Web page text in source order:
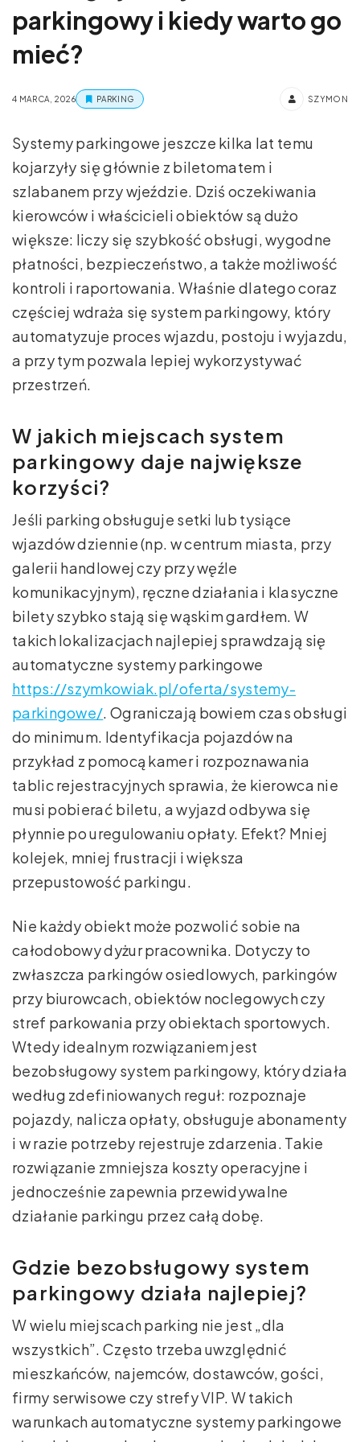
parkingowy i kiedy warto go
mieć?
4 MARCA, 2026 PARKING SZYMON
Systemy parkingowe jeszcze kilka lat temu
kojarzyły się głównie z biletomatem i
szlabanem przy wjeździe. Dziś oczekiwania
kierowców i właścicieli obiektów są dużo
większe: liczy się szybkość obsługi, wygodne
płatności, bezpieczeństwo, a także możliwość
kontroli i raportowania. Właśnie dlatego coraz
częściej wdraża się system parkingowy, który
automatyzuje proces wjazdu, postoju i wyjazdu,
a przy tym pozwala lepiej wykorzystywać
przestrzeń.
W jakich miejscach system
parkingowy daje największe
korzyści?
Jeśli parking obsługuje setki lub tysiące
wjazdów dziennie (np. w centrum miasta, przy
galerii handlowej czy przy węźle
komunikacyjnym), ręczne działania i klasyczne
bilety szybko stają się wąskim gardłem. W
takich lokalizacjach najlepiej sprawdzają się
automatyczne systemy parkingowe
https://szymkowiak.pl/oferta/systemy-
parkingowe/. Ograniczają bowiem czas obsługi
do minimum. Identyfikacja pojazdów na
przykład z pomocą kamer i rozpoznawania
tablic rejestracyjnych sprawia, że kierowca nie
musi pobierać biletu, a wyjazd odbywa się
płynnie po uregulowaniu opłaty. Efekt? Mniej
kolejek, mniej frustracji i większa
przepustowość parkingu.
Nie każdy obiekt może pozwolić sobie na
całodobowy dyżur pracownika. Dotyczy to
zwłaszcza parkingów osiedlowych, parkingów
przy biurowcach, obiektów noclegowych czy
stref parkowania przy obiektach sportowych.
Wtedy idealnym rozwiązaniem jest
bezobsługowy system parkingowy, który działa
według zdefiniowanych reguł: rozpoznaje
pojazdy, nalicza opłaty, obsługuje abonamenty
i w razie potrzeby rejestruje zdarzenia. Takie
rozwiązanie zmniejsza koszty operacyjne i
jednocześnie zapewnia przewidywalne
działanie parkingu przez całą dobę.
Gdzie bezobsługowy system
parkingowy działa najlepiej?
W wielu miejscach parking nie jest „dla
wszystkich”. Często trzeba uwzględnić
mieszkańców, najemców, dostawców, gości,
firmy serwisowe czy strefy VIP. W takich
warunkach automatyczne systemy parkingowe